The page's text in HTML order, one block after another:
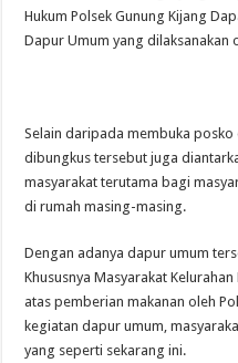
Hukum Polsek Gunung Kijang
Dapur Umum yang dilaksanakan
Selain daripada membuka
dibungkus tersebut juga
masyarakat terutama bagi
di rumah masing-masing.
Dengan adanya dapur umum
Khususnya Masyarakat
atas pemberian makanan oleh
kegiatan dapur umum,
yang seperti sekarang ini.